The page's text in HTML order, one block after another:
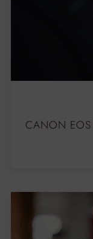
CANON EOS